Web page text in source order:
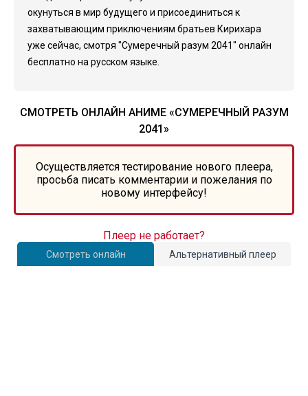
окунуться в мир будущего и присоединиться к
захватывающим приключениям братьев Кирихара
уже сейчас, смотря "Сумеречный разум 2041" онлайн
бесплатно на русском языке.
СМОТРЕТЬ ОНЛАЙН АНИМЕ «СУМЕРЕЧНЫЙ РАЗУМ
2041»
Осуществляется тестирование нового плеера,
просьба писать комментарии и пожелания по
новому интерфейсу!
Смотреть онлайн Альтернативный плеер
Плеер не работает?